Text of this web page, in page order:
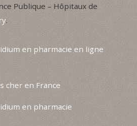
Publique – Hôpitaux de
.
en pharmacie en ligne
cher en France
en pharmacie